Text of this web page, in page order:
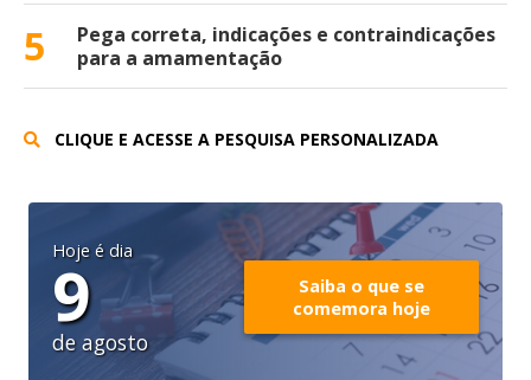
5
Pega correta, indicações e contraindicações
para a amamentação
CLIQUE E ACESSE A PESQUISA PERSONALIZADA
Hoje é dia
9
de agosto
Saiba o que se
comemora hoje